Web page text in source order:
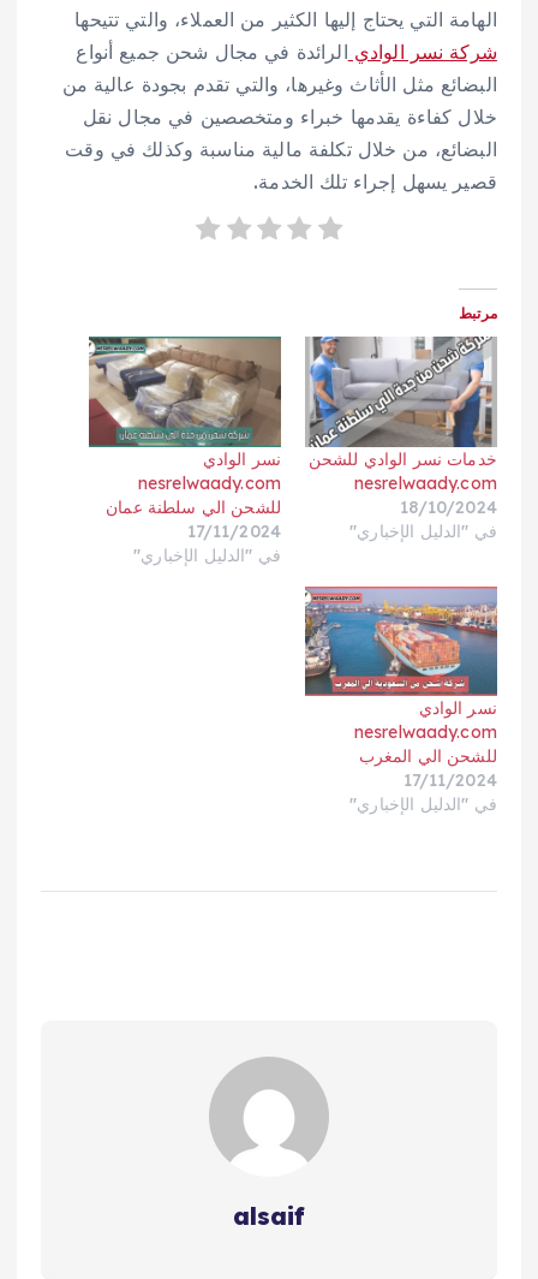
الهامة التي يحتاج إليها الكثير من العملاء، والتي تتيحها
شركة نسر الوادي الرائدة في مجال شحن جميع أنواع
البضائع مثل الأثاث وغيرها، والتي تقدم بجودة عالية من
خلال كفاءة يقدمها خبراء ومتخصصين في مجال نقل
البضائع، من خلال تكلفة مالية مناسبة وكذلك في وقت
قصير يسهل إجراء تلك الخدمة.
مرتبط
خدمات نسر الوادي للشحن
nesrelwaady.com
18/10/2024
في "الدليل الإخباري"
نسر الوادي
nesrelwaady.com
للشحن الي سلطنة عمان
17/11/2024
في "الدليل الإخباري"
نسر الوادي
nesrelwaady.com
للشحن الي المغرب
17/11/2024
في "الدليل الإخباري"
alsaif